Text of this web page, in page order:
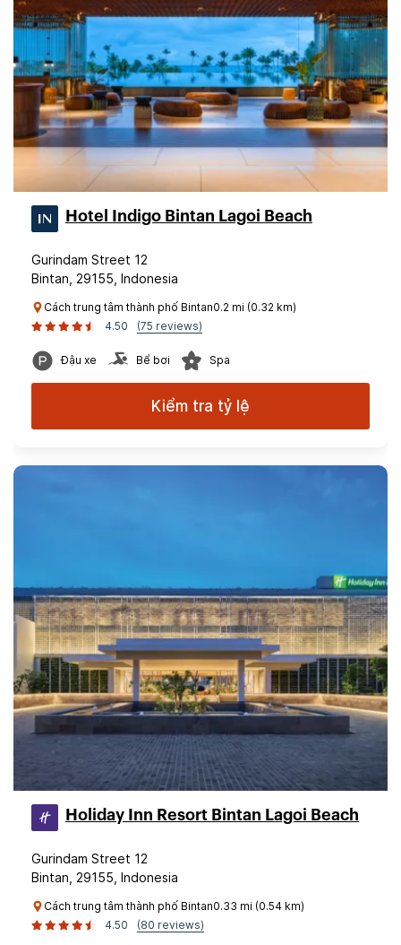
Hotel Indigo Bintan Lagoi Beach
Gurindam Street 12
Bintan, 29155, Indonesia
Cách trung tâm thành phố Bintan0.2 mi (0.32 km)
4.50
(75 reviews)
Đậu xe Bể bơi Spa
Kiểm tra tỷ lệ
Holiday Inn Resort Bintan Lagoi Beach
Gurindam Street 12
Bintan, 29155, Indonesia
Cách trung tâm thành phố Bintan0.33 mi (0.54 km)
4.50
(80 reviews)